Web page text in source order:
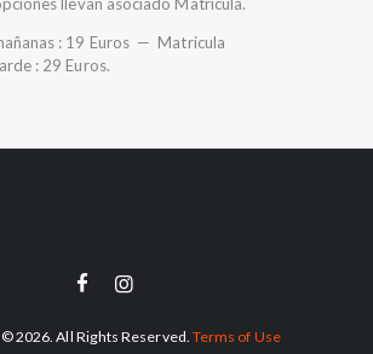
llevan asociado Matricula.
: 19 Euros — Matricula
: 29 Euros.
2026. All Rights Reserved. Terms of Use